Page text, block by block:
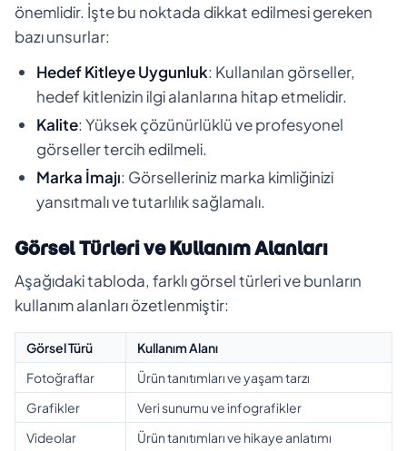
önemlidir. İşte bu noktada dikkat edilmesi gereken
bazı unsurlar:
Hedef Kitleye Uygunluk: Kullanılan görseller,
hedef kitlenizin ilgi alanlarına hitap etmelidir.
Kalite: Yüksek çözünürlüklü ve profesyonel
görseller tercih edilmeli.
Marka İmajı: Görselleriniz marka kimliğinizi
yansıtmalı ve tutarlılık sağlamalı.
Görsel Türleri ve Kullanım Alanları
Aşağıdaki tabloda, farklı görsel türleri ve bunların
kullanım alanları özetlenmiştir:
Görsel Türü
Kullanım Alanı
Fotoğraflar
Ürün tanıtımları ve yaşam tarzı
Grafikler
Veri sunumu ve infografikler
Videolar
Ürün tanıtımları ve hikaye anlatımı